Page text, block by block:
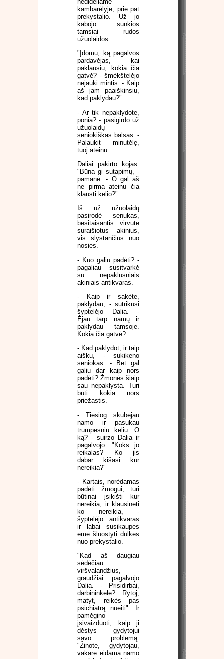
kambarėlyje, prie pat
prekystalio. Už jo
kabojo sunkios
tamsiai rudos
užuolaidos.
"Įdomu, ką pagalvos
pardavėjas, kai
paklausiu, kokia čia
gatvė? - šmėkštelėjo
nejauki mintis. - Kaip
aš jam paaiškinsiu,
kad paklydau?"
- Ar tik nepaklydote,
ponia? - pasigirdo už
užuolaidų
seniokiškas balsas. -
Palaukit minutėlę,
tuoj ateinu.
Daliai pakirto kojas.
"Būna gi sutapimų, -
pamanė. - O gal aš
ne pirma ateinu čia
klausti kelio?"
Iš už užuolaidų
pasirodė senukas,
besitaisantis virvute
suraišiotus akinius,
vis slystančius nuo
nosies.
- Kuo galiu padėti? -
pagaliau susitvarkė
su nepaklusniais
akiniais antikvaras.
- Kaip ir sakėte,
paklydau, - sutrikusi
šyptelėjo Dalia. -
Ėjau tarp namų ir
paklydau tamsoje.
Kokia čia gatvė?
- Kad paklydot, ir taip
aišku, - sukikeno
seniokas. - Bet gal
galiu dar kaip nors
padėti? Žmonės šiaip
sau nepaklysta. Turi
būti kokia nors
priežastis.
- Tiesiog skubėjau
namo ir pasukau
trumpesniu keliu. O
ką? - suirzo Dalia ir
pagalvojo: "Koks jo
reikalas? Ko jis
dabar kišasi kur
nereikia?"
- Kartais, norėdamas
padėti žmogui, turi
būtinai įsikišti kur
nereikia, ir klausinėti
ko nereikia, -
šyptelėjo antikvaras
ir labai susikaupęs
ėmė šluostyti dulkes
nuo prekystalio.
"Kad aš daugiau
sėdėčiau
viršvalandžius, -
graudžiai pagalvojo
Dalia. - Prisidirbai,
darbininkėle? Rytoj,
matyt, reikės pas
psichiatrą nueiti". Ir
pamėgino
įsivaizduoti, kaip ji
dėstys gydytojui
savo problemą:
"Žinote, gydytojau,
vakare eidama namo